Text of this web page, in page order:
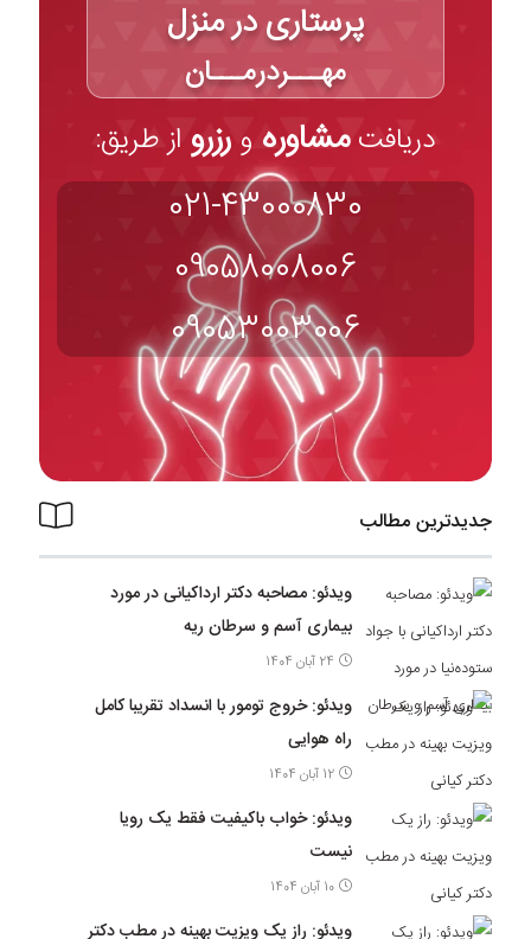
پرستاری در منزل
مهـــردرمـــان
دریافتمشاوره و رزرو از طریق:
021-43000830
09058008006
09053003006
جدیدترین مطالب
ویدئو: مصاحبه دکتر ارداکیانی در مورد
بیماری آسم و سرطان ریه
24 آبان 1404
ویدئو: خروج تومور با انسداد تقریبا کامل
راه هوایی
12 آبان 1404
ویدئو: خواب باکیفیت فقط یک رویا
نیست
10 آبان 1404
ویدئو: راز یک ویزیت بهینه در مطب دکتر